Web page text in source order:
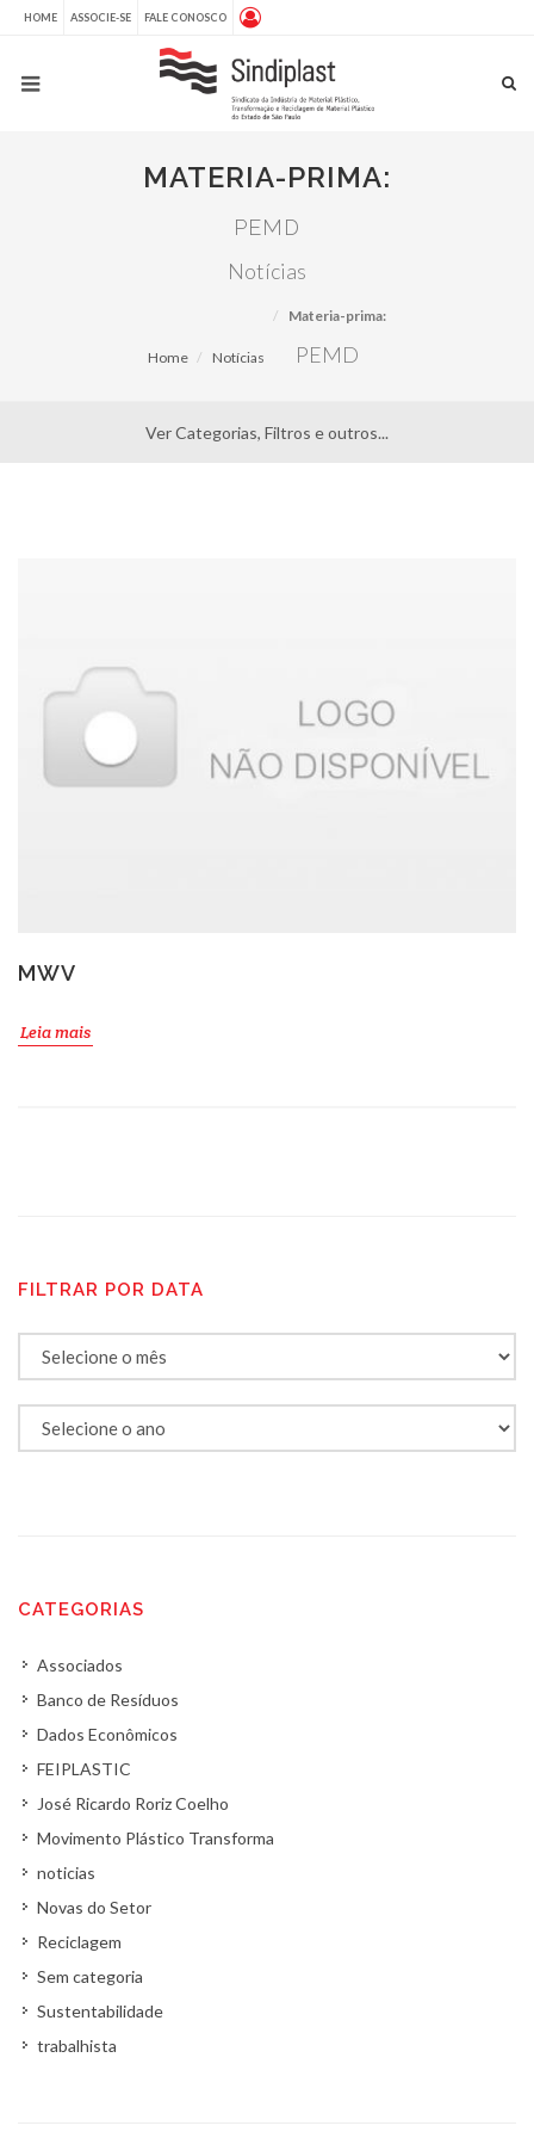
HOME ASSOCIE-SE FALE CONOSCO
MATERIA-PRIMA:
PEMD
Notícias
Home Notícias
Materia-prima:
PEMD
Ver Categorias, Filtros e outros...
MWV
Leia mais
FILTRAR POR DATA
CATEGORIAS
Associados
Banco de Resíduos
Dados Econômicos
FEIPLASTIC
José Ricardo Roriz Coelho
Movimento Plástico Transforma
noticias
Novas do Setor
Reciclagem
Sem categoria
Sustentabilidade
trabalhista